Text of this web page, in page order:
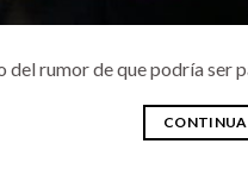
del rumor de que podría ser